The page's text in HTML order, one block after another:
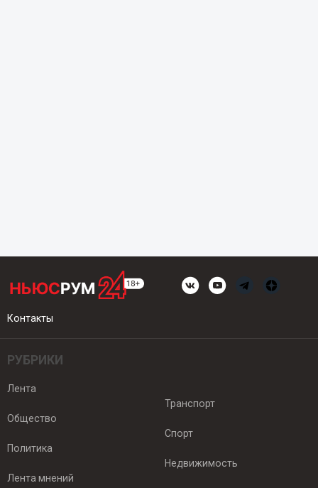
Контакты
РУБРИКИ
Лента
Общество
Политика
Лента мнений
Транспорт
Спорт
Недвижимость